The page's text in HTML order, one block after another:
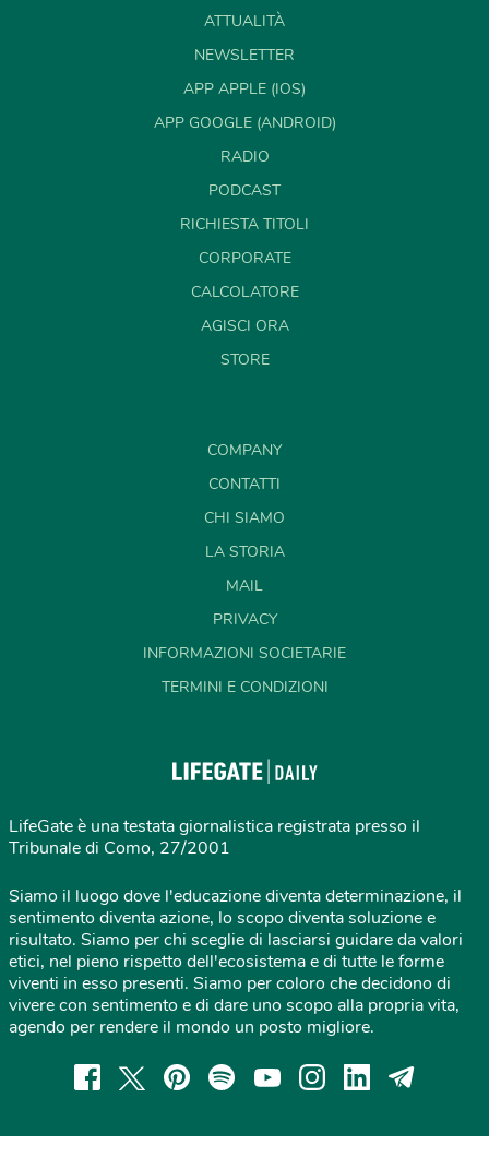
ATTUALITÀ
NEWSLETTER
APP APPLE (IOS)
APP GOOGLE (ANDROID)
RADIO
PODCAST
RICHIESTA TITOLI
CORPORATE
CALCOLATORE
AGISCI ORA
STORE
COMPANY
CONTATTI
CHI SIAMO
LA STORIA
MAIL
PRIVACY
INFORMAZIONI SOCIETARIE
TERMINI E CONDIZIONI
LifeGate è una testata giornalistica registrata presso il
Tribunale di Como, 27/2001
Siamo il luogo dove l'educazione diventa determinazione, il
sentimento diventa azione, lo scopo diventa soluzione e
risultato. Siamo per chi sceglie di lasciarsi guidare da valori
etici, nel pieno rispetto dell'ecosistema e di tutte le forme
viventi in esso presenti. Siamo per coloro che decidono di
vivere con sentimento e di dare uno scopo alla propria vita,
agendo per rendere il mondo un posto migliore.